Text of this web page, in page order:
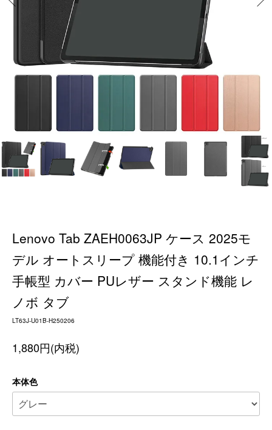
Lenovo Tab ZAEH0063JP ケース 2025モ
デル オートスリープ 機能付き 10.1インチ
手帳型 カバー PUレザー スタンド機能 レ
ノボ タブ
LT63J-U01B-H250206
1,880円(内税)
本体色